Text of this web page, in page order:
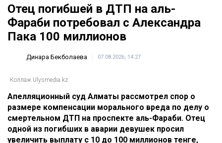
Отец погибшей в ДТП на аль-
Фараби потребовал с Александра
Пака 100 миллионов
Динара Бекболаева 07.08.2026, 14:27
Коллаж Ulysmedia.kz
Апелляционный суд Алматы рассмотрел спор о
размере компенсации морального вреда по делу о
смертельном ДТП на проспекте аль-Фараби. Отец
одной из погибших в аварии девушек просил
увеличить выплату с 10 до 100 миллионов тенге,